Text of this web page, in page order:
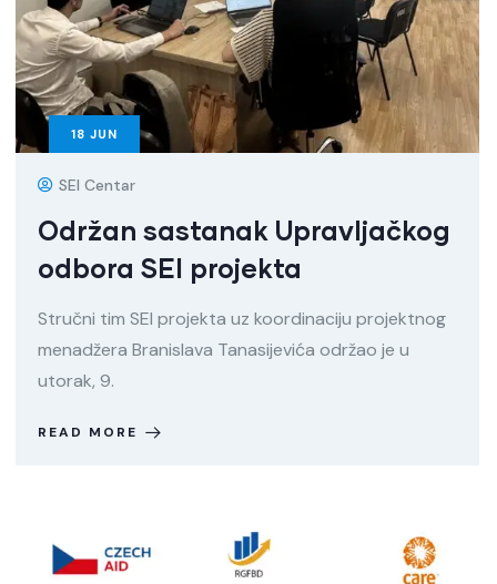
18 JUN
SEI Centar
Održan sastanak Upravljačkog
odbora SEI projekta
Stručni tim SEI projekta uz koordinaciju projektnog
menadžera Branislava Tanasijevića održao je u
utorak, 9.
READ MORE